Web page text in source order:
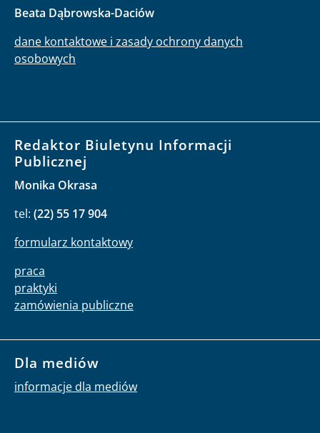
Beata Dąbrowska-Daciów
dane kontaktowe i zasady ochrony danych
osobowych
Redaktor Biuletynu Informacji
Publicznej
Monika Okrasa
tel: (22) 55 17 904
formularz kontaktowy
praca
praktyki
zamówienia publiczne
Dla mediów
informacje dla mediów